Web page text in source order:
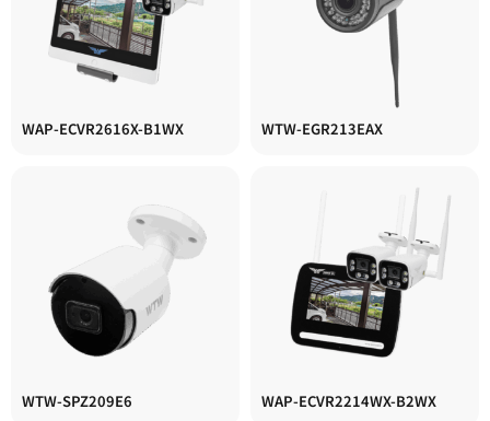
WAP-ECVR2616X-B1WX WTW-EGR213EAX
WTW-SPZ209E6 WAP-ECVR2214WX-B2WX